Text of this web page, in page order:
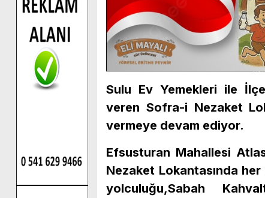
Sulu Ev Yemekleri ile
veren Sofra-i Nezaket
vermeye devam ediyor.
Efsusturan Mahallesi
Nezaket Lokantasında
yolculuğu,Sabah